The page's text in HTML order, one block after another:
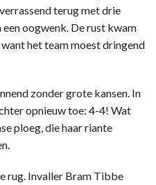
terug met drie
oogwenk. De rust kwam
het team moest dringend
zonder grote kansen. In
opnieuw toe: 4-4! Wat
ploeg, die haar riante
rug. Invaller Bram Tibbe